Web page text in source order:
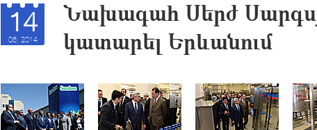
14
06, 2014
Նախագահ Սերժ
կատարել Երևանում